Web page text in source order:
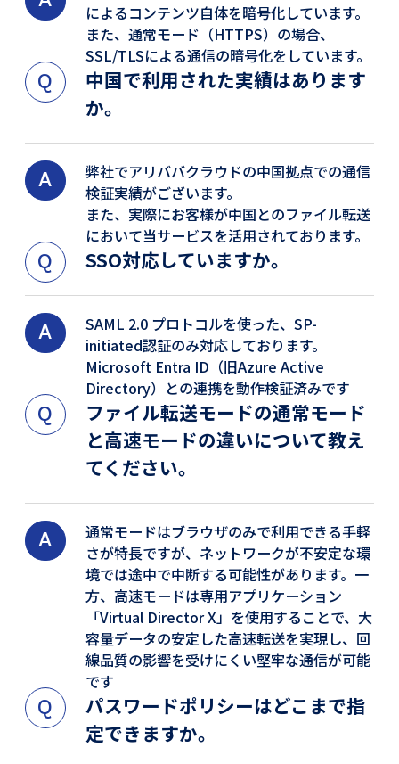
によるコンテンツ自体を暗号化しています。
また、通常モード（HTTPS）の場合、
SSL/TLSによる通信の暗号化をしています。
中国で利用された実績はあります
か。
弊社でアリババクラウドの中国拠点での通信
検証実績がございます。
また、実際にお客様が中国とのファイル転送
において当サービスを活用されております。
SSO対応していますか。
SAML 2.0 プロトコルを使った、SP-
initiated認証のみ対応しております。
Microsoft Entra ID（旧Azure Active
Directory）との連携を動作検証済みです
ファイル転送モードの通常モード
と高速モードの違いについて教え
てください。
通常モードはブラウザのみで利用できる手軽
さが特長ですが、ネットワークが不安定な環
境では途中で中断する可能性があります。一
方、高速モードは専用アプリケーション
「Virtual Director X」を使用することで、大
容量データの安定した高速転送を実現し、回
線品質の影響を受けにくい堅牢な通信が可能
です
パスワードポリシーはどこまで指
定できますか。